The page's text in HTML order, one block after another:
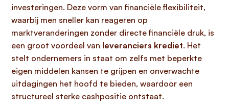
investeringen. Deze vorm van financiële flexibiliteit,
waarbij men sneller kan reageren op
marktveranderingen zonder directe financiële druk, is
een groot voordeel van leveranciers krediet. Het
stelt ondernemers in staat om zelfs met beperkte
eigen middelen kansen te grijpen en onverwachte
uitdagingen het hoofd te bieden, waardoor een
structureel sterke cashpositie ontstaat.